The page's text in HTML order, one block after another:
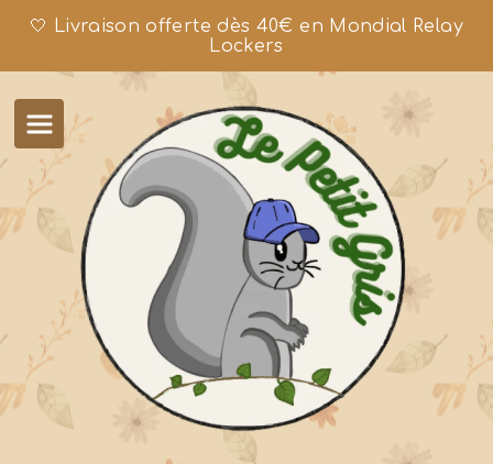
🤍 Livraison offerte dès 40€ en Mondial Relay
Lockers